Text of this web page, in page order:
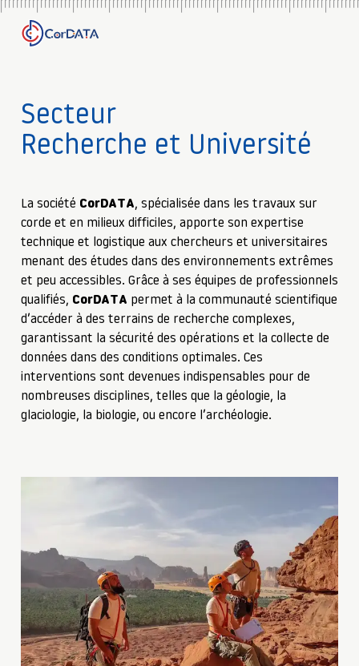
Secteur
Recherche et Université
La société CorDATA, spécialisée dans les travaux sur
corde et en milieux difficiles, apporte son expertise
technique et logistique aux chercheurs et universitaires
menant des études dans des environnements extrêmes
et peu accessibles. Grâce à ses équipes de professionnels
qualifiés, CorDATA permet à la communauté scientifique
d’accéder à des terrains de recherche complexes,
garantissant la sécurité des opérations et la collecte de
données dans des conditions optimales. Ces
interventions sont devenues indispensables pour de
nombreuses disciplines, telles que la géologie, la
glaciologie, la biologie, ou encore l’archéologie.